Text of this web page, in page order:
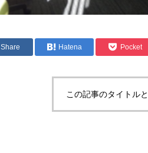
Share Hatena Pocket
この記事のタイトル